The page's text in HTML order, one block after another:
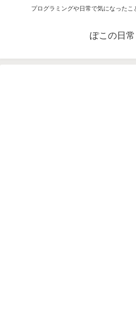
プログラミングや日常で気になったこ
ぽこの日常